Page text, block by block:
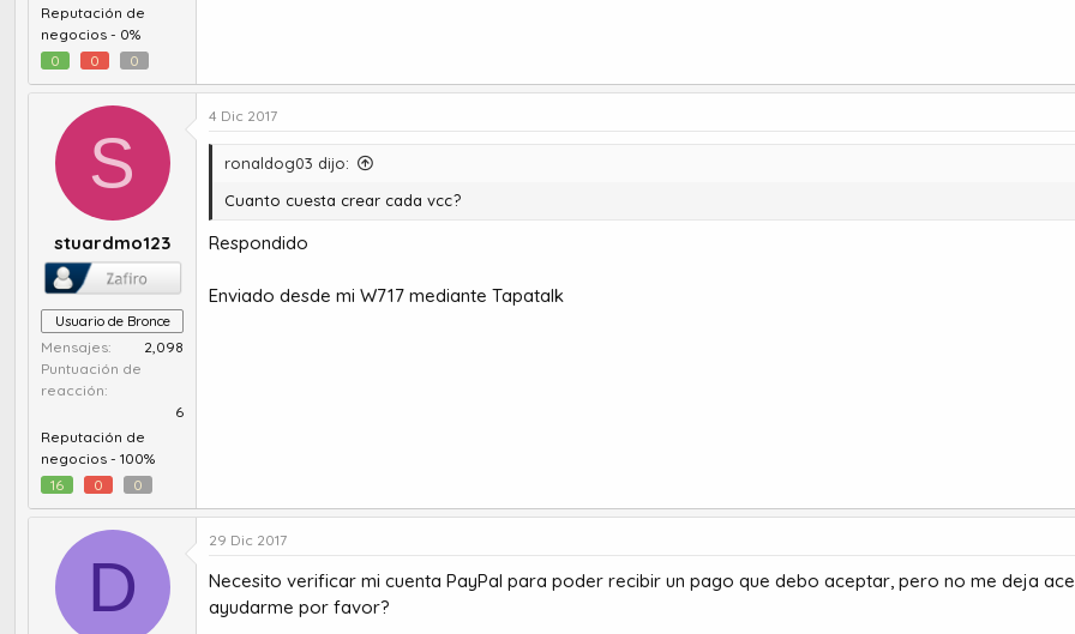
Reputación de
negocios - 0%
0
0 0
S
stuardmo123
Usuario de Bronce
Mensajes
2,098
Puntuación de
reacción
6
Reputación de
negocios - 100%
16
0 0
4 Dic 2017
ronaldog03 dijo:
Cuanto cuesta crear cada vcc?
Respondido
Enviado desde mi W717 mediante Tapatalk
D
29 Dic 2017
Necesito verificar mi cuenta PayPal para poder recibir un pago que debo aceptar, pero no me deja
ayudarme por favor?